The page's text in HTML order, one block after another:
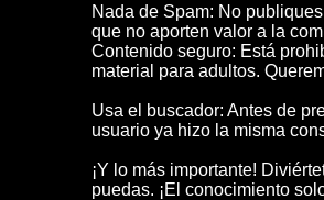
Nada de Spam: No
que no aporten valor a la
Contenido seguro: Está
material para adultos.
Usa el buscador: Antes de
usuario ya hizo la misma
¡Y lo más importante!
puedas. ¡El conocimiento